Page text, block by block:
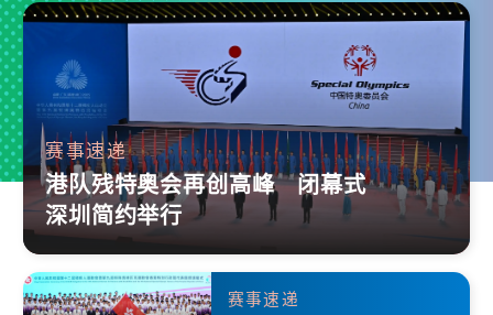
赛事速递
港队残特奥会再创高峰 闭幕式
深圳简约举行
赛事速递